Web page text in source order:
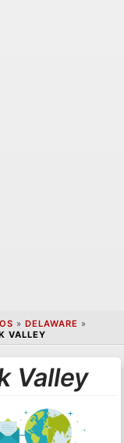
» DELAWARE »
VALLEY
Valley